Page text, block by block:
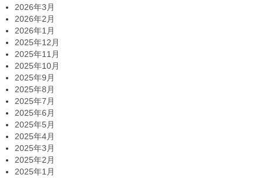
2026年3月
2026年2月
2026年1月
2025年12月
2025年11月
2025年10月
2025年9月
2025年8月
2025年7月
2025年6月
2025年5月
2025年4月
2025年3月
2025年2月
2025年1月